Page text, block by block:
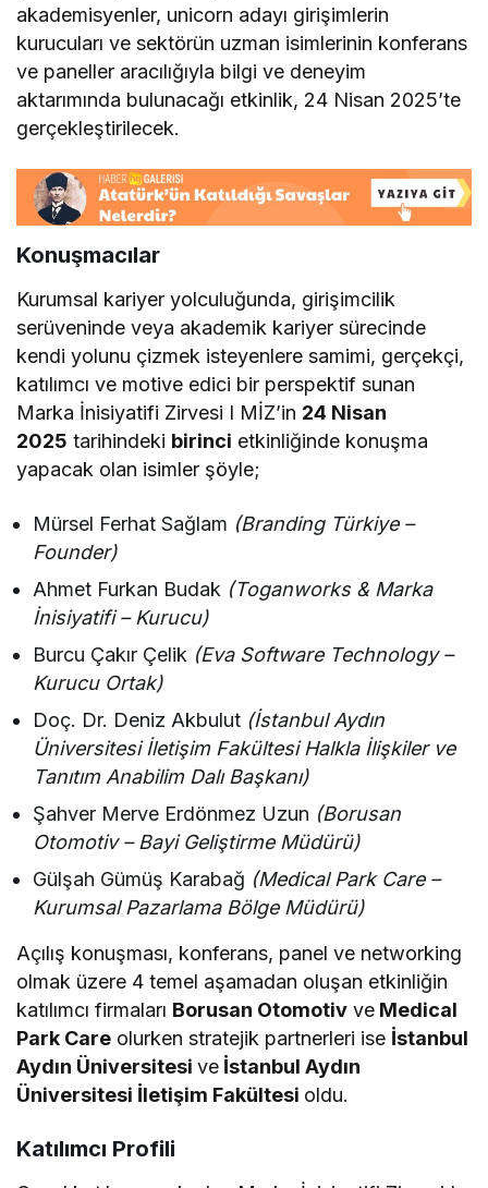
akademisyenler, unicorn adayı girişimlerin
kurucuları ve sektörün uzman isimlerinin konferans
ve paneller aracılığıyla bilgi ve deneyim
aktarımında bulunacağı etkinlik, 24 Nisan 2025’te
gerçekleştirilecek.
Konuşmacılar
Kurumsal kariyer yolculuğunda, girişimcilik
serüveninde veya akademik kariyer sürecinde
kendi yolunu çizmek isteyenlere samimi, gerçekçi,
katılımcı ve motive edici bir perspektif sunan
Marka İnisiyatifi Zirvesi I MİZ’in 24 Nisan
2025 tarihindeki birinci etkinliğinde konuşma
yapacak olan isimler şöyle;
Mürsel Ferhat Sağlam (Branding Türkiye –
Founder)
Ahmet Furkan Budak (Toganworks & Marka
İnisiyatifi – Kurucu)
Burcu Çakır Çelik (Eva Software Technology –
Kurucu Ortak)
Doç. Dr. Deniz Akbulut (İstanbul Aydın
Üniversitesi İletişim Fakültesi Halkla İlişkiler ve
Tanıtım Anabilim Dalı Başkanı)
Şahver Merve Erdönmez Uzun (Borusan
Otomotiv – Bayi Geliştirme Müdürü)
Gülşah Gümüş Karabağ (Medical Park Care –
Kurumsal Pazarlama Bölge Müdürü)
Açılış konuşması, konferans, panel ve networking
olmak üzere 4 temel aşamadan oluşan etkinliğin
katılımcı firmaları Borusan Otomotiv ve Medical
Park Care olurken stratejik partnerleri ise İstanbul
Aydın Üniversitesive İstanbul Aydın
Üniversitesi İletişim Fakültesi oldu.
Katılımcı Profili